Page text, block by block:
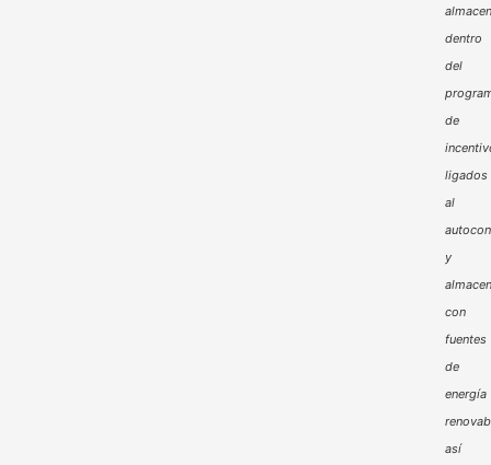
dentro
del
de
ligados
al
y
con
fuentes
de
energía
así